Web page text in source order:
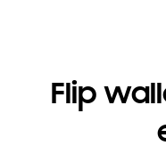
Flip